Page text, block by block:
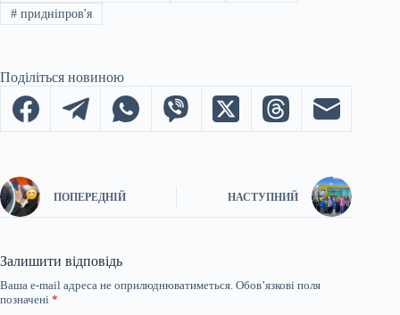
#придніпров'я
Поділіться новиною
ПОПЕРЕДНІЙ НАСТУПНИЙ
Залишити відповідь
Ваша e-mail адреса не оприлюднюватиметься. Обов’язкові поля
позначені *